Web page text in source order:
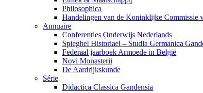
Philosophica
Handelingen van de Koninklijke Commissie
Annuaire
Conferenties Onderwijs Nederlands
Spieghel Historiael – Studia Germanica
Federaal jaarboek Armoede in België
Novi Monasterii
De Aardrijkskunde
Série
Didactica Classica Gandensia